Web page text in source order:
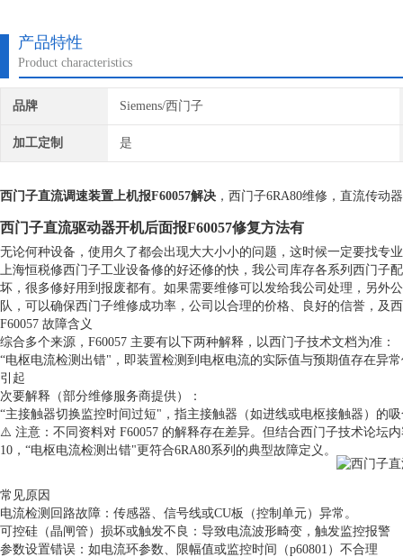
产品特性
Product characteristics
品牌 Siemens/西门子
加工定制 是
西门子直流调速装置上机报F60057解决 ，西门子6RA80维修，直流传动
西门子直流驱动器开机后面报F60057修复方法有
无论何种设备，使用久了都会出现大大小小的问题，这时候一定要找专
上海恒税修西门子工业设备修的好还修的快，我公司库存各系列西门子
坏，很多修好用到报废都有。如果需要维修可以发给我公司处理，另外
队，可以确保西门子维修成功率，公司以合理的价格、良好的信誉，及
F60057 故障含义‌
综合多个来源，F60057 主要有以下两种解释，‌以西门子技术文档为准‌：
‌“电枢电流检测出错"‌，即装置检测到电枢电流的实际值与预期值存在异
引起 ‌
‌次要解释（部分维修服务商提供）‌：
‌“主接触器切换监控时间过短"‌，指主接触器（如进线或电枢接触器）的
⚠️ 注意：不同资料对 F60057 的解释存在差异。但结合西门子技术论坛
10，‌“电枢电流检测出错"更符合6RA80系列的典型故障定义‌。
‌常见原因‌
‌电流检测回路故障‌：传感器、信号线或CU板（控制单元）异常。
‌可控硅（晶闸管）损坏或触发不良‌：导致电流波形畸变，触发监控报警 ‌
‌参数设置错误‌：如电流环参数、限幅值或监控时间（p60801）不合理 ‌